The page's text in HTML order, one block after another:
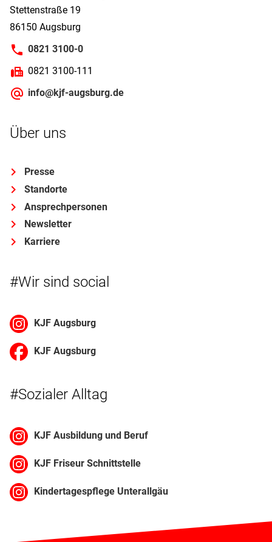
Stettenstraße 19
86150 Augsburg
0821 3100-0
0821 3100-111
info@kjf-augsburg.de
Über uns
Presse
Standorte
Ansprechpersonen
Newsletter
Karriere
#Wir sind social
KJF Augsburg
KJF Augsburg
#Sozialer Alltag
KJF Ausbildung und Beruf
KJF Friseur Schnittstelle
Kindertagespflege Unterallgäu